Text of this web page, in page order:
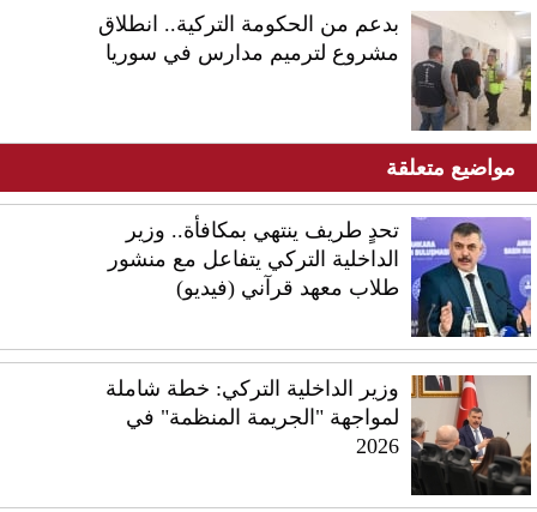
بدعم من الحكومة التركية.. انطلاق
مشروع لترميم مدارس في سوريا
مواضيع متعلقة
تحدٍ طريف ينتهي بمكافأة.. وزير
الداخلية التركي يتفاعل مع منشور
طلاب معهد قرآني (فيديو)
وزير الداخلية التركي: خطة شاملة
لمواجهة "الجريمة المنظمة" في
2026